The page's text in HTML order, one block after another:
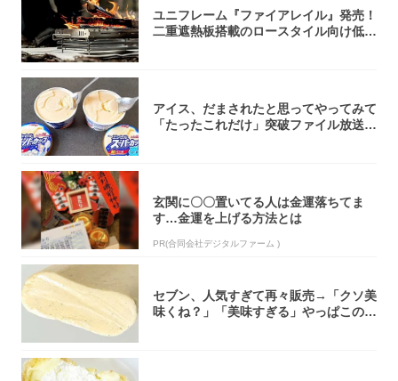
ユニフレーム『ファイアレイル』発売！
二重遮熱板搭載のロースタイル向け低型
アイス、だまされたと思ってやってみて
「たったこれだけ」突破ファイル放送で
玄関に〇〇置いてる人は金運落ちてま
す…金運を上げる方法とは
PR(合同会社デジタルファーム )
セブン、人気すぎて再々販売→「クソ美
味くね？」「美味すぎる」やっぱこのク